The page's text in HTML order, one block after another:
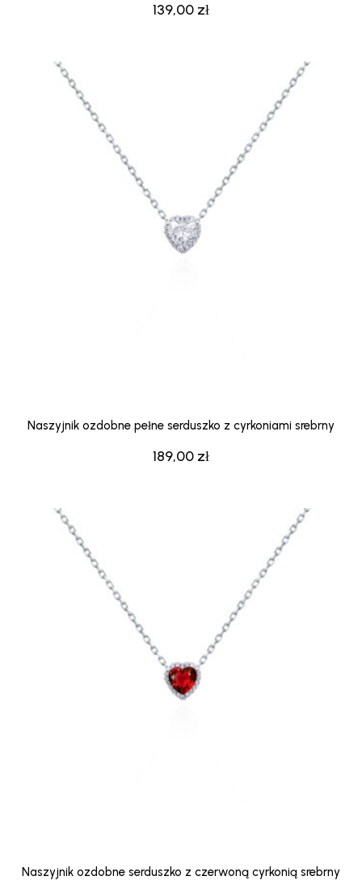
139,00 zł
189,00 zł
Naszyjnik ozdobne pełne serduszko z cyrkoniami srebrny
Naszyjnik ozdobne serduszko z czerwoną cyrkonią srebrny